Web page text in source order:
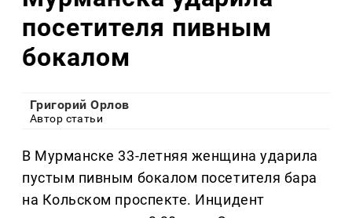
посетителя пивным
бокалом
Григорий Орлов
Автор статьи
В Мурманске 33-летняя женщина ударила
пустым пивным бокалом посетителя бара
на Кольском проспекте. Инцидент